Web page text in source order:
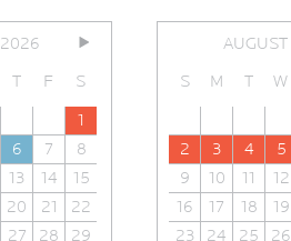
2026
T F
S
1
6 7
8
13 14
15
20 21
22
27 28
29
AUGUST
S
M T W
2
3 4 5
9
10 11 12
16
17 18 19
23
24 25 26